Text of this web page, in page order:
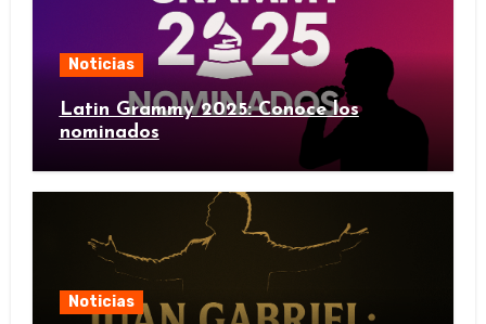
Noticias
Latin Grammy 2025: Conoce los
nominados
Noticias